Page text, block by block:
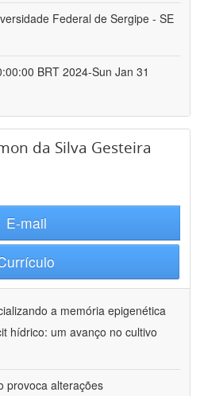
Federal de Sergipe - SE
BRT 2024-Sun Jan 31
da Silva Gesteira
E-mail
a memória epigenética
hídrico: um avanço no cultivo
provoca alterações